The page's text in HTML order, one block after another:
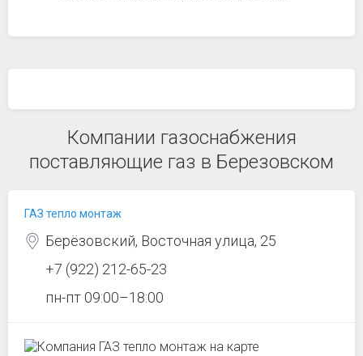
Компании газоснабжения
поставляющие газ в Березовском
ГАЗ тепло монтаж
Берёзовский, Восточная улица, 25
+7 (922) 212-65-23
пн-пт 09:00–18:00